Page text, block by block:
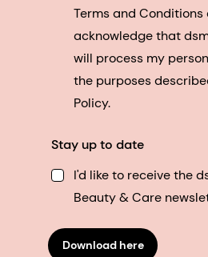
Terms and Conditions
acknowledge that
will process my
the purposes
Policy.
Stay up to date
I'd like to receive the
Beauty & Care
Download here